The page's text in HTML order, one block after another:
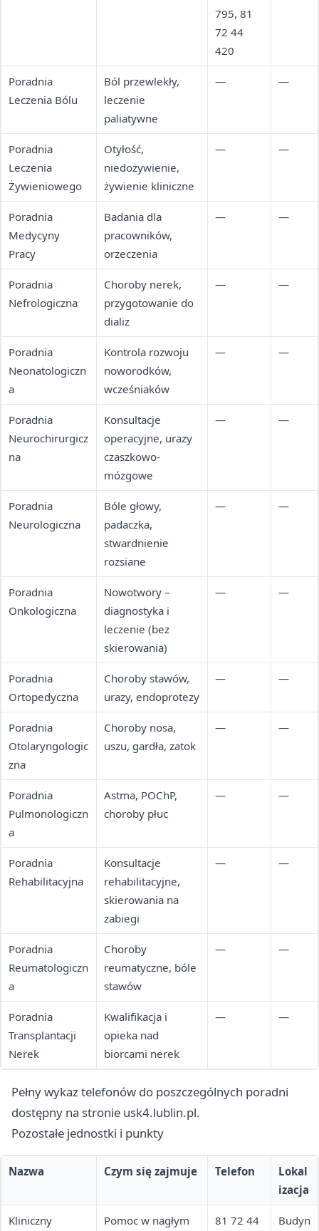
795, 81
72 44
420
Poradnia
Leczenia Bólu
Ból przewlekły,
leczenie
paliatywne
— —
Poradnia
Leczenia
Żywieniowego
Otyłość,
niedożywienie,
żywienie kliniczne
— —
Poradnia
Medycyny
Pracy
Badania dla
pracowników,
orzeczenia
— —
Poradnia
Nefrologiczna
Choroby nerek,
przygotowanie do
dializ
— —
Poradnia
Neonatologiczn
a
Kontrola rozwoju
noworodków,
wcześniaków
— —
Poradnia
Neurochirurgicz
na
Konsultacje
operacyjne, urazy
czaszkowo-
mózgowe
— —
Poradnia
Neurologiczna
Bóle głowy,
padaczka,
stwardnienie
rozsiane
— —
Poradnia
Onkologiczna
Nowotwory –
diagnostyka i
leczenie (bez
skierowania)
— —
Poradnia
Ortopedyczna
Choroby stawów,
urazy, endoprotezy
— —
Poradnia
Otolaryngologic
zna
Choroby nosa,
uszu, gardła, zatok
— —
Poradnia
Pulmonologiczn
a
Astma, POChP,
choroby płuc
— —
Poradnia
Rehabilitacyjna
Konsultacje
rehabilitacyjne,
skierowania na
zabiegi
— —
Poradnia
Reumatologiczn
a
Choroby
reumatyczne, bóle
stawów
— —
Poradnia
Transplantacji
Nerek
Kwalifikacja i
opieka nad
biorcami nerek
— —
Pełny wykaz telefonów do poszczególnych poradni
dostępny na stronie usk4.lublin.pl.
Pozostałe jednostki i punkty
Nazwa Czym się zajmuje Telefon
Lokal
izacja
Kliniczny
Pomoc w nagłym
81 72 44
Budyn